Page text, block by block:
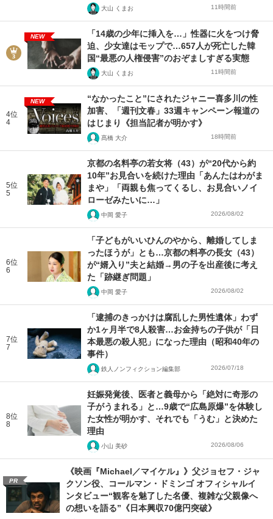
大山 くまお 11時間前
NEW
「14歳の少年に挿入を…」性器に火をつけ脅
迫、少女達はモップで…657人が死亡した韓
国“最悪の人権侵害”のおぞましすぎる実態
大山 くまお 11時間前
4位
4
NEW
“なかったこと”にされたジャニー喜多川の性
加害、「週刊文春」33週キャンペーン報道の
はじまり《担当記者が明かす》
髙橋 大介 18時間前
5位
5
京都の名料亭の若女将（43）が“20代から約
10年”お見合いを続けた理由「あんたはわがま
まや」「両親も焦ってくるし、お見合いノイ
ローゼみたいに…」
中岡 愛子 2026/08/02
6位
6
「子どもがいいひんのやから、離婚してしま
ったほうが」とも…京都の料亭の長女（43）
が“婿入り”夫と結婚→男の子を出産後に考え
た「跡継ぎ問題」
中岡 愛子 2026/08/02
7位
7
「逮捕のきっかけは腐乱した男性遺体」わず
か1ヶ月半で8人殺害…お金持ちの子供が「日
本最悪の殺人犯」になった理由（昭和40年の
事件）
鉄人ノンフィクション編集部 2026/07/18
8位
8
妊娠発覚後、医者と義母から「絶対に奇形の
子がうまれる」と…9歳で“広島原爆”を体験し
た女性が明かす、それでも「うむ」と決めた
理由
小山 美砂 2026/08/06
PR
《映画『Michael／マイケル』》父ジョセフ・ジャ
クソン役、コールマン・ドミンゴ オフィシャルイ
ンタビュー“観客を魅了した名優、複雑な父親像へ
の想いを語る”《日本興収70億円突破》